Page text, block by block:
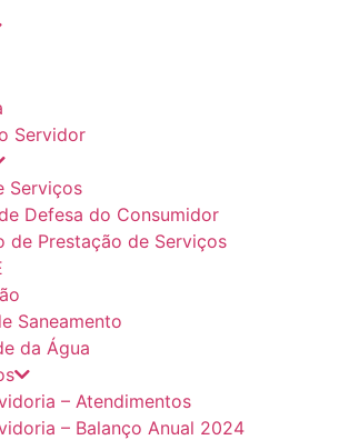
Servidor
Serviços
Defesa do Consumidor
de Prestação de Serviços
Saneamento
da Água
– Atendimentos
– Balanço Anual 2024